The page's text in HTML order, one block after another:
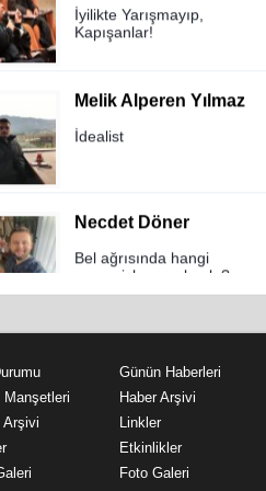
İdealist
Bel ağrısında hangi
Alışkanlığı Kazandırmak
Ayşenur Olçay
GÖZLERİNİN KALIŞ SEYRİ
Günün Haberleri
Manşetleri
Haber Arşivi
Arşivi
Linkler
Etkinlikler
Foto Galeri